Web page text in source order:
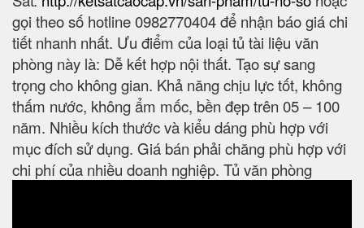
gọi theo số hotline 0982770404 để nhận báo giá chi
tiết nhanh nhất. Ưu điểm của loại tủ tài liệu văn
phòng này là: Dễ kết hợp nội thất. Tạo sự sang
trọng cho không gian. Khả năng chịu lực tốt, không
thấm nước, không ẩm mốc, bền đẹp trên 05 – 100
năm. Nhiều kích thước và kiểu dáng phù hợp với
mục đích sử dụng. Giá bán phải chăng phù hợp với
chi phí của nhiều doanh nghiệp. Tủ văn phòng